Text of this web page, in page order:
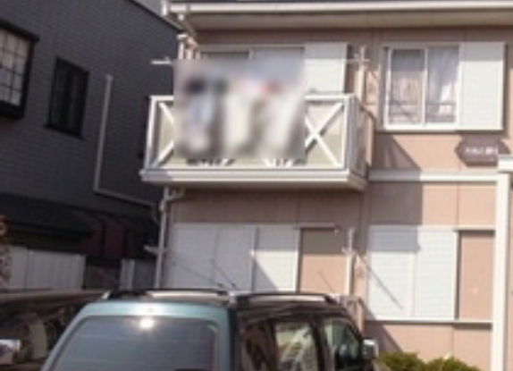
北海道 東北 関東
中部
中国・四国 九州
シャーメゾンとは シャーメゾンセレクション ルームツアー